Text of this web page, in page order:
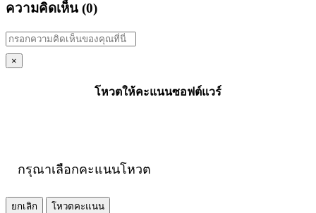
ความคิดเห็น (0)
×
โหวตให้คะแนนซอฟต์แวร์
กรุณาเลือกคะแนนโหวต
ยกเลิก
โหวตคะแนน